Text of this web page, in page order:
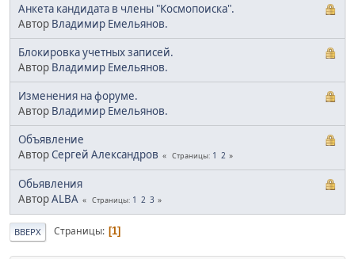
Анкета кандидата в члены "Космопоиска".
Автор Владимир Емельянов.
Блокировка учетных записей.
Автор Владимир Емельянов.
Изменения на форуме.
Автор Владимир Емельянов.
Объявление
АвторСергей Александров Страницы 1 2
Обьявления
АвторALBA Страницы 1 2 3
ВВЕРХ Страницы 1